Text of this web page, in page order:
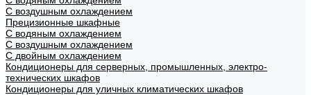
С воздушным охлаждением
Прецизионные шкафные
С водяным охлаждением
С воздушным охлаждением
С двойным охлаждением
Кондиционеры для серверных, промышленных, электро-
технических шкафов
Кондиционеры для уличных климатических шкафов